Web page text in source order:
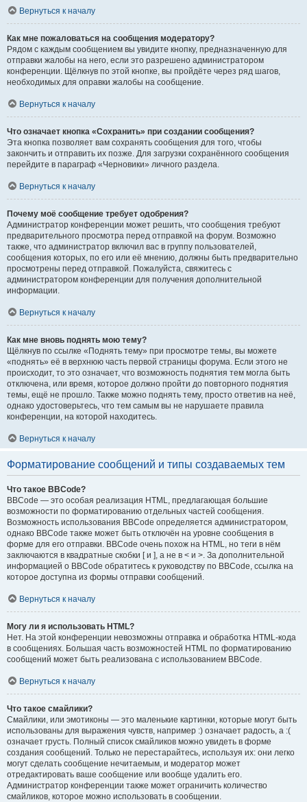
Вернуться к началу
Как мне пожаловаться на сообщения модератору?
Рядом с каждым сообщением вы увидите кнопку, предназначенную для
отправки жалобы на него, если это разрешено администратором
конференции. Щёлкнув по этой кнопке, вы пройдёте через ряд шагов,
необходимых для оправки жалобы на сообщение.
Вернуться к началу
Что означает кнопка «Сохранить» при создании сообщения?
Эта кнопка позволяет вам сохранять сообщения для того, чтобы
закончить и отправить их позже. Для загрузки сохранённого сообщения
перейдите в параграф «Черновики» личного раздела.
Вернуться к началу
Почему моё сообщение требует одобрения?
Администратор конференции может решить, что сообщения требуют
предварительного просмотра перед отправкой на форум. Возможно
также, что администратор включил вас в группу пользователей,
сообщения которых, по его или её мнению, должны быть предварительно
просмотрены перед отправкой. Пожалуйста, свяжитесь с
администратором конференции для получения дополнительной
информации.
Вернуться к началу
Как мне вновь поднять мою тему?
Щёлкнув по ссылке «Поднять тему» при просмотре темы, вы можете
«поднять» её в верхнюю часть первой страницы форума. Если этого не
происходит, то это означает, что возможность поднятия тем могла быть
отключена, или время, которое должно пройти до повторного поднятия
темы, ещё не прошло. Также можно поднять тему, просто ответив на неё,
однако удостоверьтесь, что тем самым вы не нарушаете правила
конференции, на которой находитесь.
Вернуться к началу
Форматирование сообщений и типы создаваемых тем
Что такое BBCode?
BBCode — это особая реализация HTML, предлагающая большие
возможности по форматированию отдельных частей сообщения.
Возможность использования BBCode определяется администратором,
однако BBCode также может быть отключён на уровне сообщения в
форме для его отправки. BBCode очень похож на HTML, но теги в нём
заключаются в квадратные скобки [ и ], а не в < и >. За дополнительной
информацией о BBCode обратитесь к руководству по BBCode, ссылка на
которое доступна из формы отправки сообщений.
Вернуться к началу
Могу ли я использовать HTML?
Нет. На этой конференции невозможны отправка и обработка HTML-кода
в сообщениях. Большая часть возможностей HTML по форматированию
сообщений может быть реализована с использованием BBCode.
Вернуться к началу
Что такое смайлики?
Смайлики, или эмотиконы — это маленькие картинки, которые могут быть
использованы для выражения чувств, например :) означает радость, а :(
означает грусть. Полный список смайликов можно увидеть в форме
создания сообщений. Только не перестарайтесь, используя их: они легко
могут сделать сообщение нечитаемым, и модератор может
отредактировать ваше сообщение или вообще удалить его.
Администратор конференции также может ограничить количество
смайликов, которое можно использовать в сообщении.